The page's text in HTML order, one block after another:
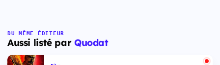
DU MÊME ÉDITEUR
Aussi listé par Quodat